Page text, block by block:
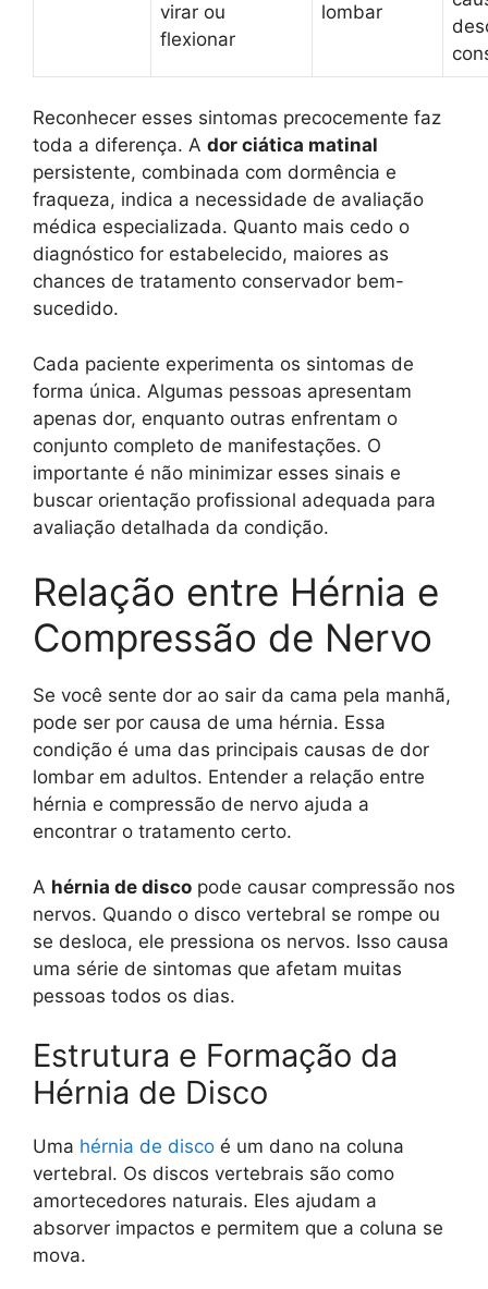
virar ou
flexionar
lombar
Reconhecer esses sintomas precocemente faz
toda a diferença. A dor ciática matinal
persistente, combinada com dormência e
fraqueza, indica a necessidade de avaliação
médica especializada. Quanto mais cedo o
diagnóstico for estabelecido, maiores as
chances de tratamento conservador bem-
sucedido.
Cada paciente experimenta os sintomas de
forma única. Algumas pessoas apresentam
apenas dor, enquanto outras enfrentam o
conjunto completo de manifestações. O
importante é não minimizar esses sinais e
buscar orientação profissional adequada para
avaliação detalhada da condição.
Relação entre Hérnia e
Compressão de Nervo
Se você sente dor ao sair da cama pela manhã,
pode ser por causa de uma hérnia. Essa
condição é uma das principais causas de dor
lombar em adultos. Entender a relação entre
hérnia e compressão de nervo ajuda a
encontrar o tratamento certo.
A hérnia de disco pode causar compressão nos
nervos. Quando o disco vertebral se rompe ou
se desloca, ele pressiona os nervos. Isso causa
uma série de sintomas que afetam muitas
pessoas todos os dias.
Estrutura e Formação da
Hérnia de Disco
Uma hérnia de disco é um dano na coluna
vertebral. Os discos vertebrais são como
amortecedores naturais. Eles ajudam a
absorver impactos e permitem que a coluna se
mova.